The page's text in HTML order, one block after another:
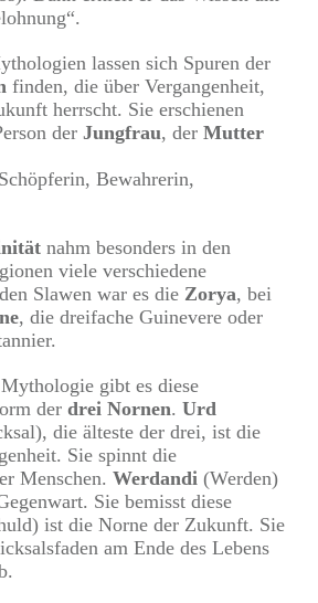
lassen sich Spuren der
finden, die über Vergangenheit,
herrscht. Sie erschienen
der Jungfrau, der Mutter
Bewahrerin,
nahm besonders in den
viele verschiedene
Slawen war es die Zorya, bei
, die dreifache Guinevere oder
gibt es diese
der drei Nornen. Urd
die älteste der drei, ist die
Sie spinnt die
Menschen. Werdandi (Werden)
Sie bemisst diese
ist die Norne der Zukunft. Sie
am Ende des Lebens